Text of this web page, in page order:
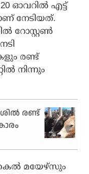
ഓവറില്‍ എട്ട്
നേടിയത്.
റോസ്റ്റണ്‍
രണ്ട്
നിന്നും
രണ്ട്
മയേഴ്‌സും